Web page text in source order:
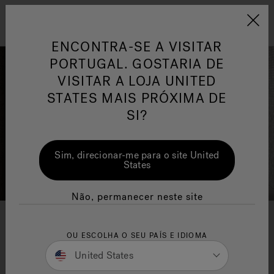
Jacuzzi&reg; EMEA
Jacuzzi® Sensational
Wellness™
Make moments Count
ENCONTRA-SE A VISITAR
PORTUGAL. GOSTARIA DE
VISITAR A LOJA UNITED
STATES MAIS PRÓXIMA DE
SI?
Sim, direcionar-me para o site United
States
Não, permanecer neste site
OU ESCOLHA O SEU PAÍS E IDIOMA
United States